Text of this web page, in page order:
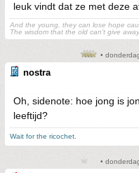
leuk vindt dat ze met deze
And the young, they can lose hope
The wisdom that the old can't give away
•
nostra
Oh, sidenote: hoe jong is
leeftijd?
Wait for the ricochet.
•